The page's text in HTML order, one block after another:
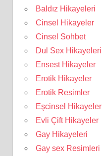
Baldız Hikayeleri
Cinsel Hikayeler
Cinsel Sohbet
Dul Sex Hikayeleri
Ensest Hikayeler
Erotik Hikayeler
Erotik Resimler
Eşcinsel Hikayeler
Evli Çift Hikayeler
Gay Hikayeleri
Gay sex Resimleri